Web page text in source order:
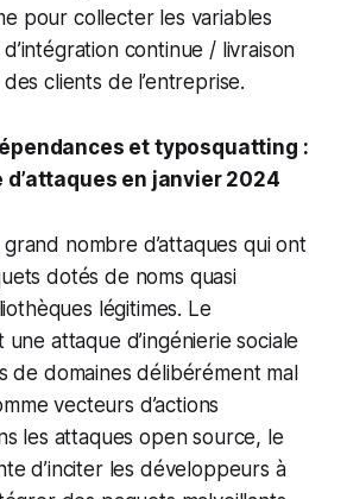
pour collecter les variables
continue / livraison
clients de l’entreprise.
et typosquatting :
d’attaques en janvier 2024
grand nombre d’attaques qui ont
dotés de noms quasi
légitimes. Le
attaque d’ingénierie sociale
de domaines délibérément mal
vecteurs d’actions
les attaques open source, le
d’inciter les développeurs à